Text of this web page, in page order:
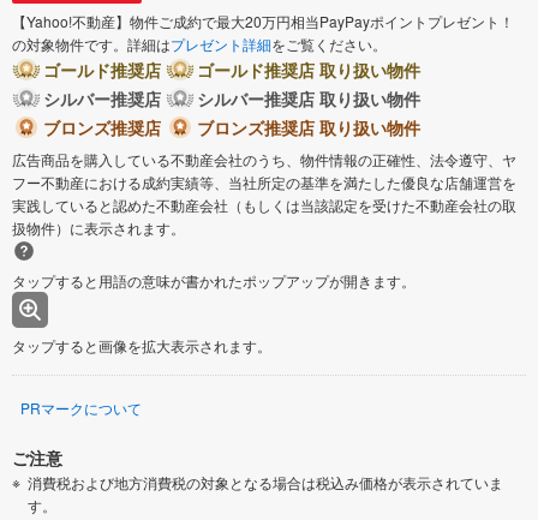
【Yahoo!不動産】物件ご成約で最大20万円相当PayPayポイントプレゼント！
の対象物件です。詳細はプレゼント詳細をご覧ください。
ゴールド推奨店
ゴールド推奨店 取り扱い物件
シルバー推奨店
シルバー推奨店 取り扱い物件
ブロンズ推奨店
ブロンズ推奨店 取り扱い物件
広告商品を購入している不動産会社のうち、物件情報の正確性、法令遵守、ヤ
フー不動産における成約実績等、当社所定の基準を満たした優良な店舗運営を
実践していると認めた不動産会社（もしくは当該認定を受けた不動産会社の取
扱物件）に表示されます。
タップすると用語の意味が書かれたポップアップが開きます。
タップすると画像を拡大表示されます。
PRマークについて
ご注意
消費税および地方消費税の対象となる場合は税込み価格が表示されていま
す。